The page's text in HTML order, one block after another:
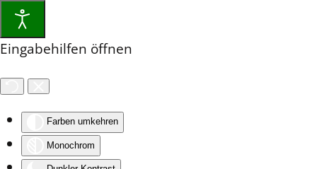
Eingabehilfen öffnen
Farben umkehren
Monochrom